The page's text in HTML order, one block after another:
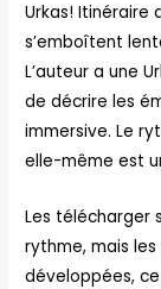
Urkas! Itinéraire
s’emboîtent
L’auteur a une
de décrire les
immersive. Le
elle-même est
Les télécharger
rythme, mais
développées, ce